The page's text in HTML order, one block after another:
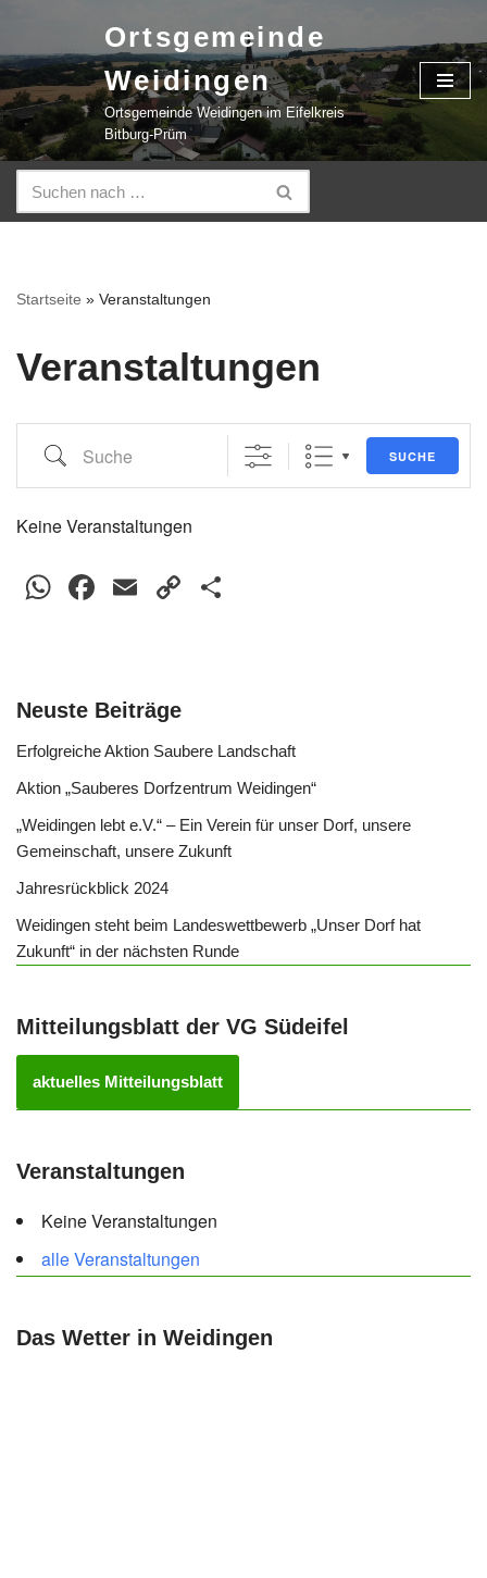
Zum
Inhalt
springen
Ortsgemeinde
Weidingen
Ortsgemeinde Weidingen im Eifelkreis
Bitburg-Prüm
Startseite » Veranstaltungen
Veranstaltungen
SUCHE
Keine Veranstaltungen
WhatsApp
Facebook
EmailCopy
Neuste Beiträge
Erfolgreiche Aktion Saubere Landschaft
Aktion „Sauberes Dorfzentrum Weidingen“
„Weidingen lebt e.V.“ – Ein Verein für unser Dorf, unsere
Gemeinschaft, unsere Zukunft
Jahresrückblick 2024
Weidingen steht beim Landeswettbewerb „Unser Dorf hat
Zukunft“ in der nächsten Runde
Mitteilungsblatt der VG Südeifel
aktuelles Mitteilungsblatt
Veranstaltungen
Keine Veranstaltungen
alle Veranstaltungen
Das Wetter in Weidingen